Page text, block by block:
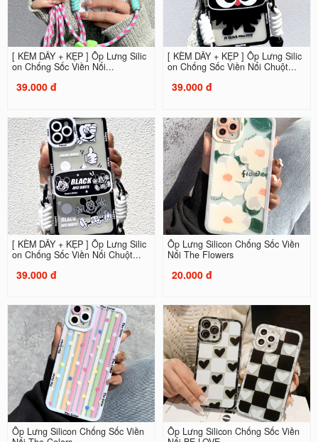
[ KÈM DÂY + KẸP ] Ốp Lưng Silic
on Chống Sốc Viền Nổi...
39.000 đ
[ KÈM DÂY + KẸP ] Ốp Lưng Silic
on Chống Sốc Viền Nổi Chuột...
39.000 đ
[ KÈM DÂY + KẸP ] Ốp Lưng Silic
on Chống Sốc Viền Nổi Chuột...
39.000 đ
Ốp Lưng Silicon Chống Sốc Viền
Nổi The Flowers
20.000 đ
Ốp Lưng Silicon Chống Sốc Viền
Ốp Lưng Silicon Chống Sốc Viền